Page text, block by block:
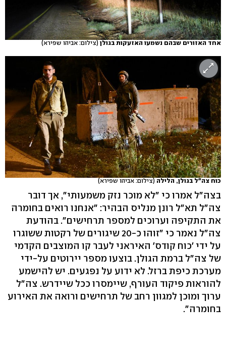
אחד האזורים שבהם נשמעו האזעקות בגולן (צילום: אביהו שפירא)
כוח צה"ל בגולן, הלילה (צילום: אביהו שפירא)
בצה"ל אמרו כי "לא מוכר נזק משמעותי", אך דובר
צה"ל תא"ל רונן מנליס הבהיר: "אנחנו רואים בחומרה
את התקיפה וערוכים למספר תרחישים". בהודעת
צה"ל נאמר כי "זוהו כ-20 שיגורים של רקטות ששוגרו
על ידי 'כוח קודס' האיראני לעבר קו המוצבים הקדמי
של צה"ל ברמת הגולן. בוצעו מספר יירוטים על-ידי
מערכת כיפת ברזל. לא ידוע על נפגעים. יש להישמע
להוראות פיקוד העורף, שיימסרו ככל שיידרש. צה"ל
ערוך ומוכן למגוון רחב של תרחישים ורואה את האירוע
בחומרה".